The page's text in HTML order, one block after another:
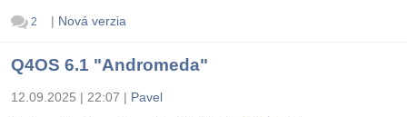
2 | Nová verzia
Q4OS 6.1 "Andromeda"
12.09.2025 | 22:07 | Pavel